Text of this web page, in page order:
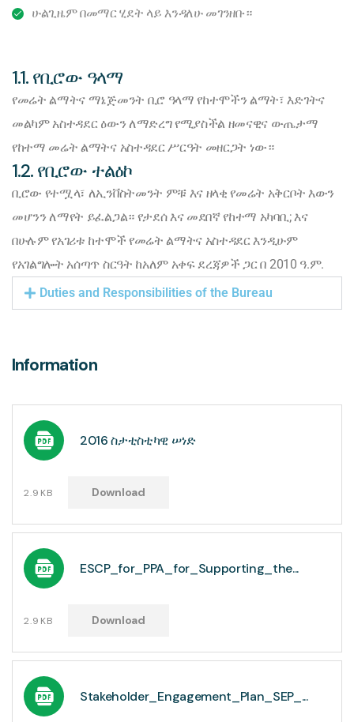
ሁልጊዜም በመማር ሂደት ላይ እንዳለሁ መገንዘቡ።
1.1. የቢሮው ዓላማ
የመሬት ልማትና ማኔጅመንት ቢሮ ዓላማ የከተሞችን ልማት፣ እድገትና
መልካም አስተዳደር ዕውን ለማድረግ የሚያስችል ዘመናዊና ውጤታማ
የከተማ መሬት ልማትና አስተዳደር ሥርዓት መዘርጋት ነው።
1.2. የቢሮው ተልዕኮ
ቢሮው የተሟላ፣ ለኢንቨስትመንት ምቹ እና ዘላቂ የመሬት አቅርቦት እውን
መሆንን ለማየት ይፈልጋል። የታደሰ እና መደበኛ የከተማ አካባቢ; እና
በሁሉም የአገሪቱ ከተሞች የመሬት ልማትና አስተዳደር እንዲሁም
የአገልግሎት አሰጣጥ ስርዓት ከአለም አቀፍ ደረጃዎች ጋር በ 2010 ዓ.ም.
Duties and Responsibilities of the Bureau
Information
2016 ስታቲስቲካዊ ሠነድ
2.9KB Download
ESCP_for_PPA_for_Supporting_the...
2.9KB Download
Stakeholder_Engagement_Plan_SEP_...